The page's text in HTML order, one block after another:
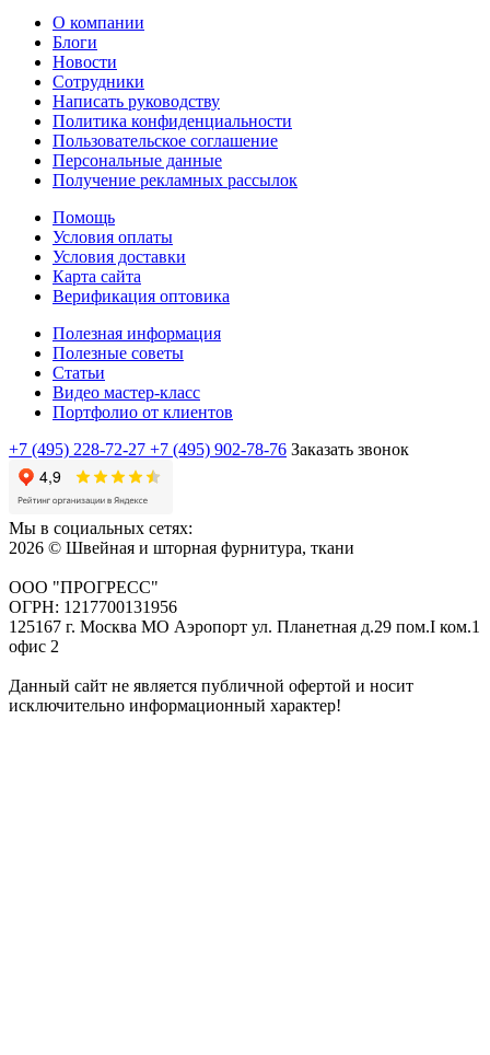
О компании
Блоги
Новости
Сотрудники
Написать руководству
Политика конфиденциальности
Пользовательское соглашение
Персональные данные
Получение рекламных рассылок
Помощь
Условия оплаты
Условия доставки
Карта сайта
Верификация оптовика
Полезная информация
Полезные советы
Статьи
Видео мастер-класс
Портфолио от клиентов
+7 (495) 228-72-27 +7 (495) 902-78-76 Заказать звонок
Мы в социальных сетях:
2026 © Швейная и шторная фурнитура, ткани
ООО "ПРОГРЕСС"
ОГРН: 1217700131956
125167 г. Москва МО Аэропорт ул. Планетная д.29 пом.I ком.1
офис 2
Данный сайт не является публичной офертой и носит
исключительно информационный характер!